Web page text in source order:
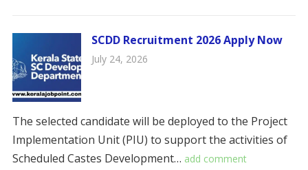
SCDD Recruitment 2026 Apply Now
July 24, 2026
The selected candidate will be deployed to the Project
Implementation Unit (PIU) to support the activities of
Scheduled Castes Development… add comment